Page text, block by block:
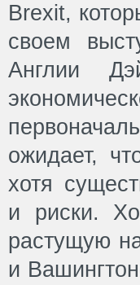
Brexit,
своем
Англии
ожидает,
хотя
и риски.
растущую
и